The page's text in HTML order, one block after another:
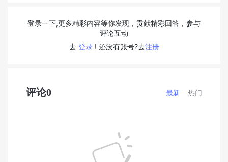
登录一下,更多精彩内容等你发现，贡献精彩回答，参与
评论互动
去 登录 ! 还没有账号?去注册
评论0 最新 热门